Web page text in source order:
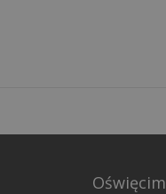
Oświęcim